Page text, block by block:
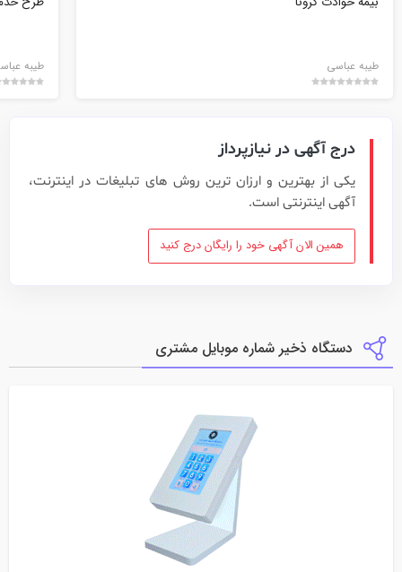
طیبه عباسی طیبه
درج آگهی در نیازپرداز
یکی از بهترین و ارزان ترین روش های تبلیغات در اینترنت،
آگهی اینترنتی است.
همین الان آگهی خود را رایگان درج کنید
دستگاه ذخیر شماره موبایل مشتری